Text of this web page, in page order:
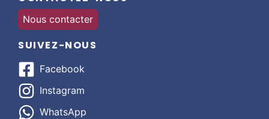
Nous contacter
SUIVEZ-NOUS
Facebook
Instagram
WhatsApp